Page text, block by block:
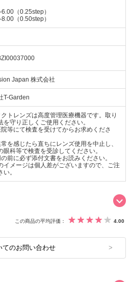
（0.25step）
（0.50step）
Japan 株式会社
T-Garden
トレンズは高度管理医療機器です。取り
を守り正しくご使用ください。
等にて検査を受けてからお求めくださ
を感じたら直ちにレンズ使用を中止し、
眼科等で検査を受診してください。
前に必ず添付文書をお読みください。
イメージは個人差がございますので、ご注
。
この商品の平均評価： 4.00
てのお問い合わせ